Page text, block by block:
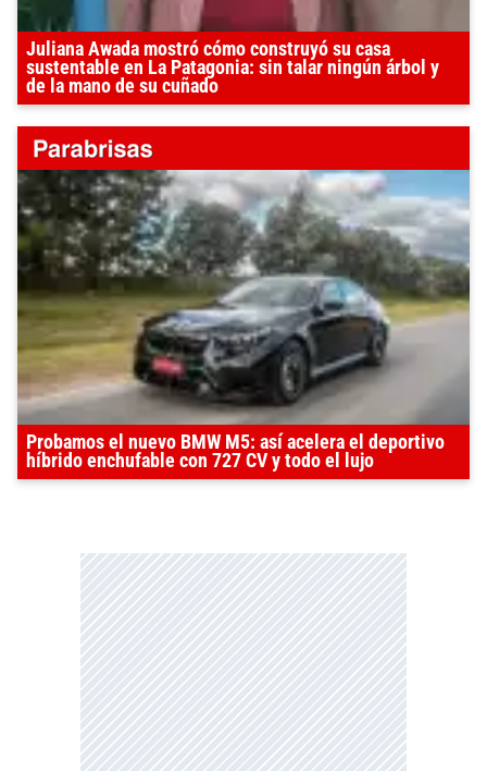
Juliana Awada mostró cómo construyó su casa
sustentable en La Patagonia: sin talar ningún árbol y
de la mano de su cuñado
Probamos el nuevo BMW M5: así acelera el deportivo
híbrido enchufable con 727 CV y todo el lujo